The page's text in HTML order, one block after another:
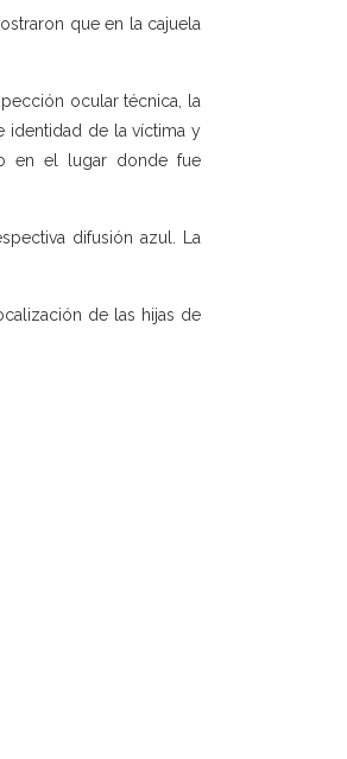
que en la cajuela
ocular técnica, la
identidad de la víctima y
en el lugar donde fue
difusión azul. La
de las hijas de